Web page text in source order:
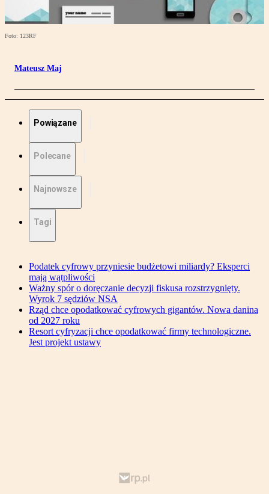
Foto: 123RF
Mateusz Maj
Powiązane
Polecane
Najnowsze
Tagi
Podatek cyfrowy przyniesie budżetowi miliardy? Eksperci
mają wątpliwości
Ważny spór o doręczanie decyzji fiskusa rozstrzygnięty.
Wyrok 7 sędziów NSA
Rząd chce opodatkować cyfrowych gigantów. Nowa danina
od 2027 roku
Resort cyfryzacji chce opodatkować firmy technologiczne.
Jest projekt ustawy